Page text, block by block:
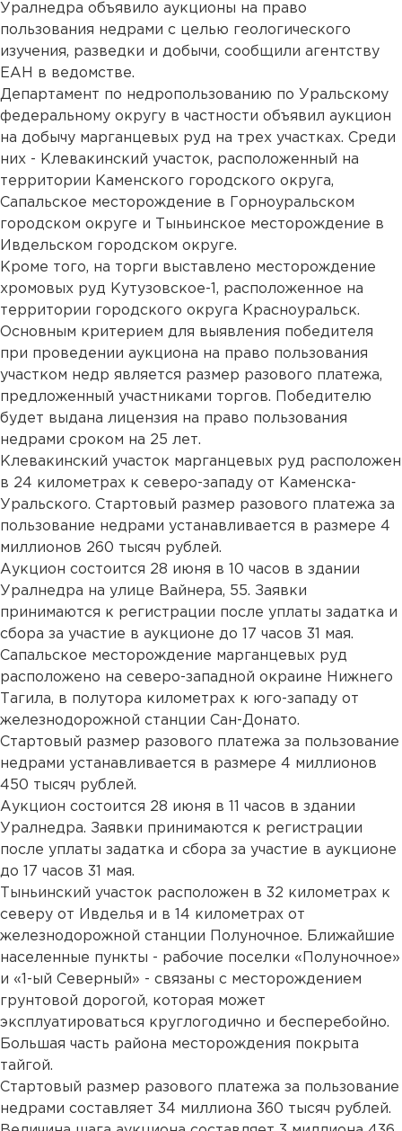
Уралнедра объявило аукционы на право
пользования недрами с целью геологического
изучения, разведки и добычи, сообщили агентству
ЕАН в ведомстве.
Департамент по недропользованию по Уральскому
федеральному округу в частности объявил аукцион
на добычу марганцевых руд на трех участках. Среди
них - Клевакинский участок, расположенный на
территории Каменского городского округа,
Сапальское месторождение в Горноуральском
городском округе и Тыньинское месторождение в
Ивдельском городском округе.
Кроме того, на торги выставлено месторождение
хромовых руд Кутузовское-1, расположенное на
территории городского округа Красноуральск.
Основным критерием для выявления победителя
при проведении аукциона на право пользования
участком недр является размер разового платежа,
предложенный участниками торгов. Победителю
будет выдана лицензия на право пользования
недрами сроком на 25 лет.
Клевакинский участок марганцевых руд расположен
в 24 километрах к северо-западу от Каменска-
Уральского. Стартовый размер разового платежа за
пользование недрами устанавливается в размере 4
миллионов 260 тысяч рублей.
Аукцион состоится 28 июня в 10 часов в здании
Уралнедра на улице Вайнера, 55. Заявки
принимаются к регистрации после уплаты задатка и
сбора за участие в аукционе до 17 часов 31 мая.
Сапальское месторождение марганцевых руд
расположено на северо-западной окраине Нижнего
Тагила, в полутора километрах к юго-западу от
железнодорожной станции Сан-Донато.
Стартовый размер разового платежа за пользование
недрами устанавливается в размере 4 миллионов
450 тысяч рублей.
Аукцион состоится 28 июня в 11 часов в здании
Уралнедра. Заявки принимаются к регистрации
после уплаты задатка и сбора за участие в аукционе
до 17 часов 31 мая.
Тыньинский участок расположен в 32 километрах к
северу от Ивделья и в 14 километрах от
железнодорожной станции Полуночное. Ближайшие
населенные пункты - рабочие поселки «Полуночное»
и «1-ый Северный» - связаны с месторождением
грунтовой дорогой, которая может
эксплуатироваться круглогодично и бесперебойно.
Большая часть района месторождения покрыта
тайгой.
Стартовый размер разового платежа за пользование
недрами составляет 34 миллиона 360 тысяч рублей.